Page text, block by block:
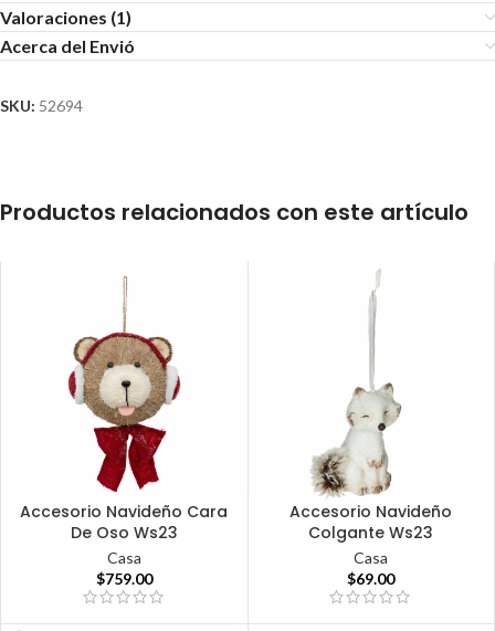
Valoraciones (1)
Acerca del Envió
SKU: 52694
Productos relacionados con este artículo
Accesorio Navideño Cara
De Oso Ws23
Casa
$759.00
Accesorio Navideño
Colgante Ws23
Casa
$69.00